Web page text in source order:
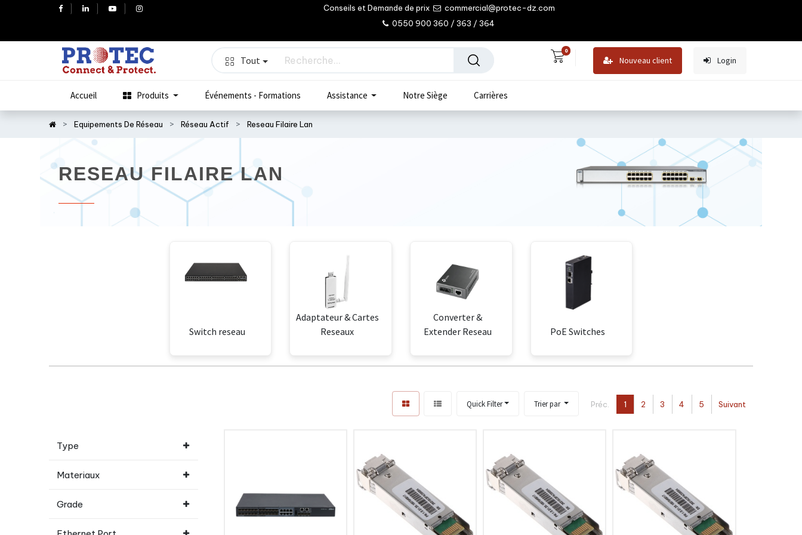
Conseils et Demande de prix
commercial@protec-dz.com
0550 900 360 / 363 / 364
Tout
0
Nouveau client Login
Accueil Produits Événements - Formations Assistance Notre Siège Carrières
Equipements De Réseau Réseau Actif Reseau Filaire Lan
RESEAU FILAIRE LAN
Switch reseau
Adaptateur & Cartes
Reseaux
Converter &
Extender Reseau
PoE Switches
Préc. 1 2 3 4 5 Suivant
Trier par
Quick Filter
Type
Materiaux
Grade